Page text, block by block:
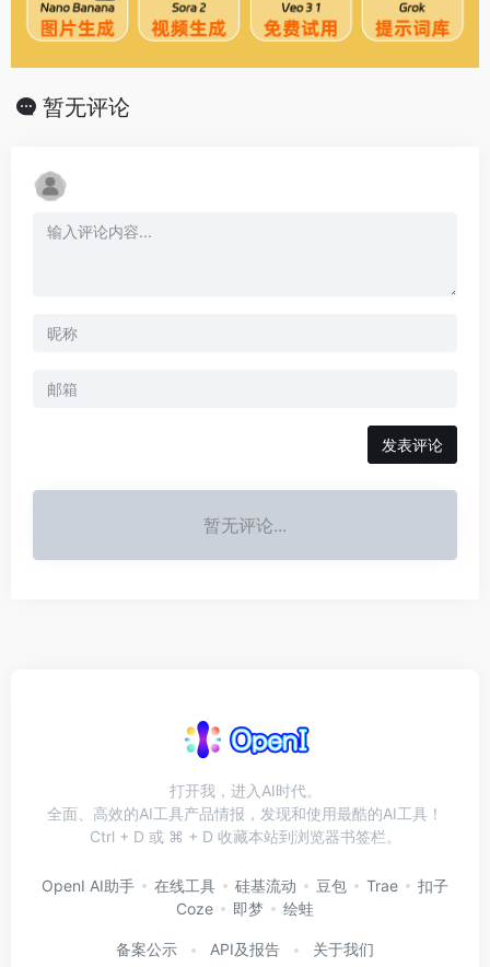
暂无评论
发表评论
暂无评论...
打开我，进入AI时代。
全面、高效的AI工具产品情报，发现和使用最酷的AI工具！
Ctrl + D 或 ⌘ + D 收藏本站到浏览器书签栏。
OpenI AI助手 在线工具 硅基流动 豆包 Trae
扣子
Coze
即梦 绘蛙
备案公示 API及报告 关于我们